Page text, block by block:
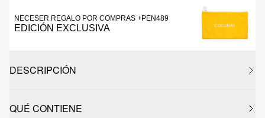
NECESER REGALO POR COMPRAS +PEN489
EDICIÓN EXCLUSIVA
DESCRIPCIÓN
QUÉ CONTIENE